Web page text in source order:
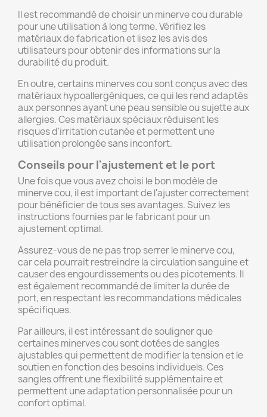
Il est recommandé de choisir un minerve cou durable
pour une utilisation à long terme. Vérifiez les
matériaux de fabrication et lisez les avis des
utilisateurs pour obtenir des informations sur la
durabilité du produit.
En outre, certains minerves cou sont conçus avec des
matériaux hypoallergéniques, ce qui les rend adaptés
aux personnes ayant une peau sensible ou sujette aux
allergies. Ces matériaux spéciaux réduisent les
risques d'irritation cutanée et permettent une
utilisation prolongée sans inconfort.
Conseils pour l'ajustement et le port
Une fois que vous avez choisi le bon modèle de
minerve cou, il est important de l'ajuster correctement
pour bénéficier de tous ses avantages. Suivez les
instructions fournies par le fabricant pour un
ajustement optimal.
Assurez-vous de ne pas trop serrer le minerve cou,
car cela pourrait restreindre la circulation sanguine et
causer des engourdissements ou des picotements. Il
est également recommandé de limiter la durée de
port, en respectant les recommandations médicales
spécifiques.
Par ailleurs, il est intéressant de souligner que
certaines minerves cou sont dotées de sangles
ajustables qui permettent de modifier la tension et le
soutien en fonction des besoins individuels. Ces
sangles offrent une flexibilité supplémentaire et
permettent une adaptation personnalisée pour un
confort optimal.